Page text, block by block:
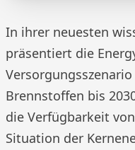
In ihrer neuesten
präsentiert die
Brennstoffen bis
die Verfügbarkeit
Situation der